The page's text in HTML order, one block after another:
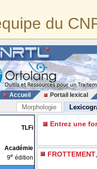
du
Accueil Portail lexical
Morphologie
TLFi
Académie
9e édition
Entrez une
FROTTEMENT